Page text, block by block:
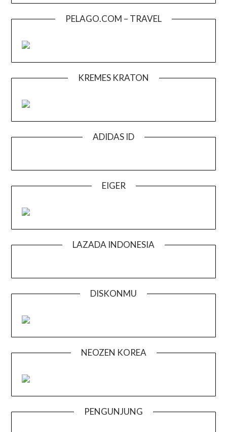
PELAGO.COM – TRAVEL
KREMES KRATON
ADIDAS ID
EIGER
LAZADA INDONESIA
DISKONMU
NEOZEN KOREA
PENGUNJUNG